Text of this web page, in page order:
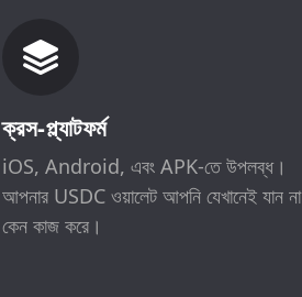
ক্রস-প্ল্যাটফর্ম
iOS, Android, এবং APK-তে উপলব্ধ।
আপনার USDC ওয়ালেট আপনি যেখানেই যান না
কেন কাজ করে।